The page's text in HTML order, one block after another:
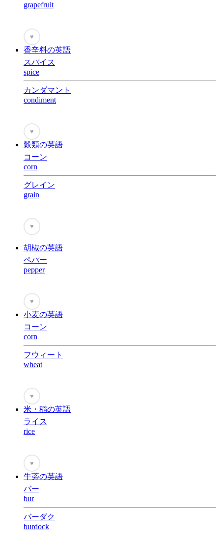
grapefruit
♥
香辛料の英語
スパイス
spice
カンダマント
condiment
♥
穀類の英語
コーン
corn
グレイン
grain
♥
胡椒の英語
ペパー
pepper
♥
小麦の英語
コーン
corn
フウィート
wheat
♥
米・稲の英語
ライス
rice
♥
牛蒡の英語
バー
bur
バーダク
burdock